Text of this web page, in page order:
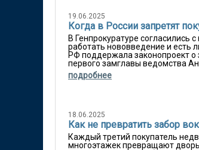
19.06.2025
Когда в России запретят
В Генпрокуратуре
работать нововведение и есть
РФ поддержала законопроект о
первого замглавы ведомства
подробнее
18.06.2025
Как не превратить забор
Каждый третий покупатель
многоэтажек превращают